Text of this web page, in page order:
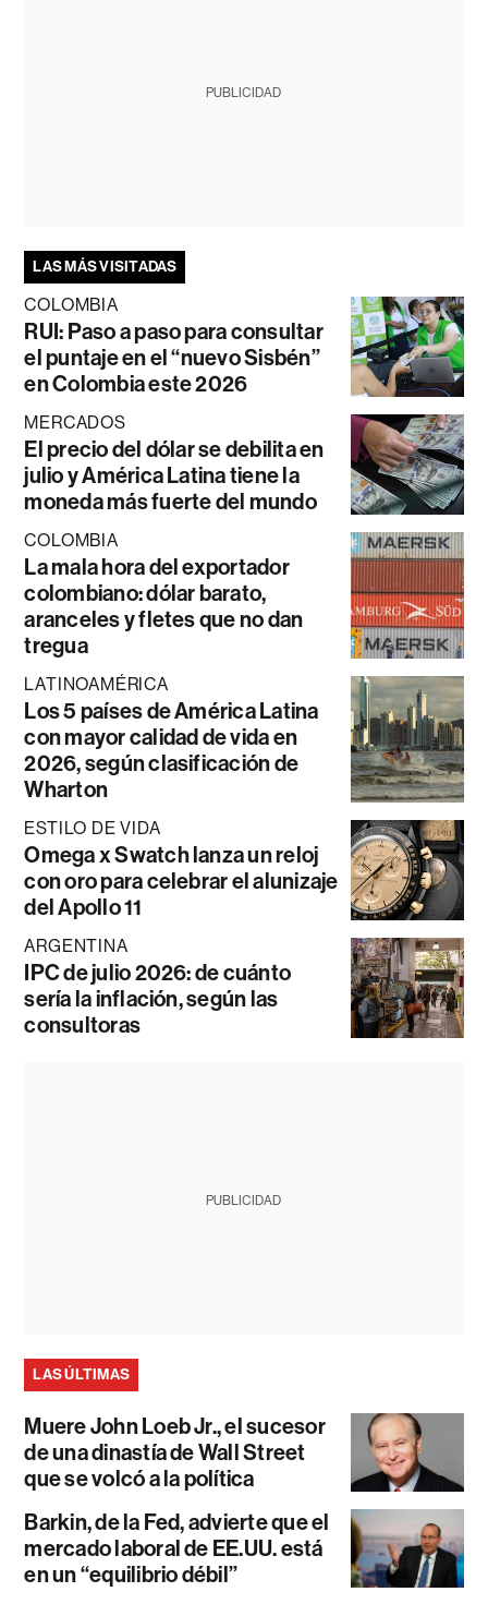
PUBLICIDAD
LAS MÁS VISITADAS
COLOMBIA
RUI: Paso a paso para consultar
el puntaje en el “nuevo Sisbén”
en Colombia este 2026
MERCADOS
El precio del dólar se debilita en
julio y América Latina tiene la
moneda más fuerte del mundo
COLOMBIA
La mala hora del exportador
colombiano: dólar barato,
aranceles y fletes que no dan
tregua
LATINOAMÉRICA
Los 5 países de América Latina
con mayor calidad de vida en
2026, según clasificación de
Wharton
ESTILO DE VIDA
Omega x Swatch lanza un reloj
con oro para celebrar el alunizaje
del Apollo 11
ARGENTINA
IPC de julio 2026: de cuánto
sería la inflación, según las
consultoras
PUBLICIDAD
LAS ÚLTIMAS
Muere John Loeb Jr., el sucesor
de una dinastía de Wall Street
que se volcó a la política
Barkin, de la Fed, advierte que el
mercado laboral de EE.UU. está
en un “equilibrio débil”